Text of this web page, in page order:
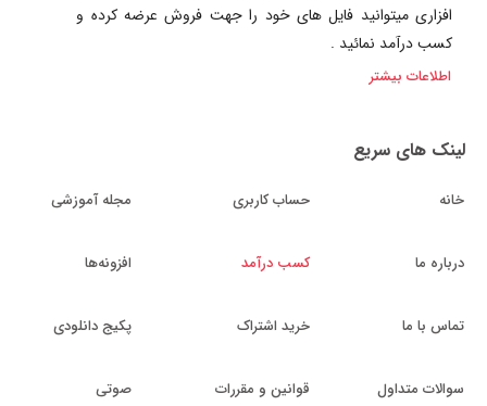
افزاری میتوانید فایل های خود را جهت فروش عرضه کرده و
کسب درآمد نمائید .
اطلاعات بیشتر
لینک های سریع
خانه
درباره ما
تماس با ما
سوالات متداول
حساب کاربری
کسب درآمد
خرید اشتراک
قوانین و مقررات
مجله آموزشی
افزونه‌ها
پکیج دانلودی
صوتی